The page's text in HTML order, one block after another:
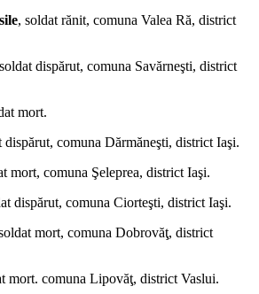
, soldat rănit, co­muna Valea Ră, district
dispărut, comuna Savărneşti, district
mort.
dispărut, comuna Dărmăneşti, district Iaşi.
mort, comuna Şeleprea, district Iaşi.
dispărut, comuna Ciorteşti, district Iaşi.
mort, comuna Dobrovăţ, district
mort. comuna Lipovăţ, district Vaslui.